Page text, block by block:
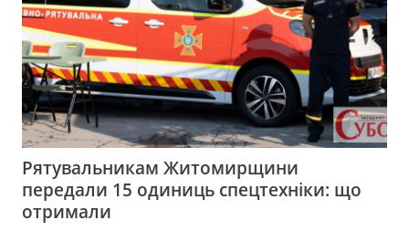
Рятувальникам Житомирщини
передали 15 одиниць спецтехніки: що
отримали